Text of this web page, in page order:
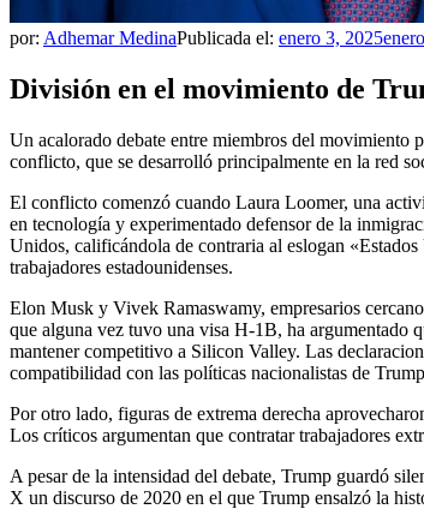
por: Adhemar MedinaPublicada el: enero 3, 2025
División en el movimiento de
Un acalorado debate entre miembros del
conflicto, que se desarrolló principalmente en la red
El conflicto comenzó cuando Laura Loomer, una
en tecnología y experimentado defensor de la
Unidos, calificándola de contraria al eslogan
trabajadores estadounidenses.
Elon Musk y Vivek Ramaswamy, empresarios
que alguna vez tuvo una visa H-1B, ha argumentado
mantener competitivo a Silicon Valley. Las
compatibilidad con las políticas nacionalistas de
Por otro lado, figuras de extrema derecha
Los críticos argumentan que contratar trabajadores
A pesar de la intensidad del debate, Trump guardó
X un discurso de 2020 en el que Trump ensalzó la